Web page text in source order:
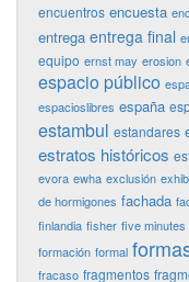
encuentros encuesta
entrega entrega final
equipo ernst may erosion
espacio público
espacioslibres españa
estambul estandares
estratos históricos
evora ewha exclusión
de hormigones fachada
finlandia fisher five minutes
formación formal
fracaso fragmentos